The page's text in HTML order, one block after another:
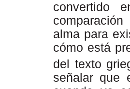
convertido
alma para
cómo está
del texto
señalar que